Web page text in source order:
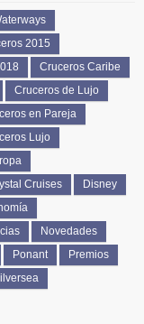
2015
Cruceros Caribe
Cruceros de Lujo
en Pareja
Lujo
Cruises
Disney
Novedades
Ponant
Premios